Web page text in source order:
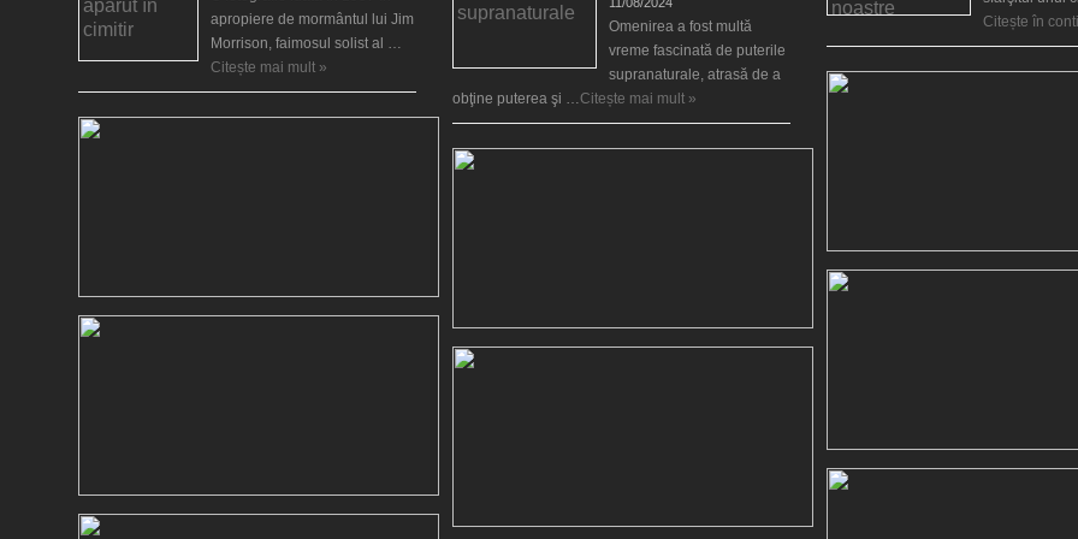
apropiere de mormântul lui Jim
Morrison, faimosul solist al …
Citește mai mult »
Omenirea a fost multă
vreme fascinată de puterile
supranaturale, atrasă de a
obţine puterea şi …Citește mai mult »
Citește în